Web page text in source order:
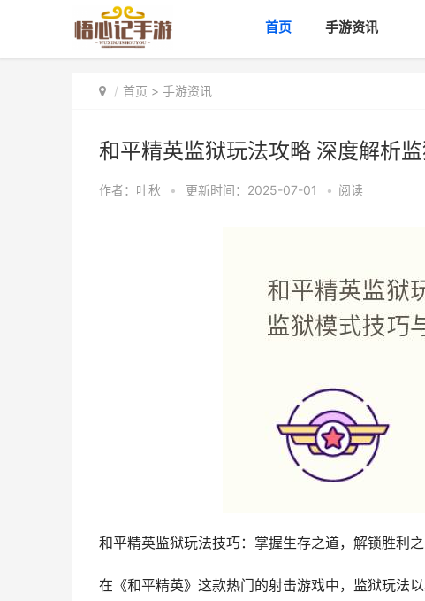
首页 手游资讯
首页 > 手游资讯
和平精英监狱玩法攻略 深度解析
作者： 叶秋 • 更新时间：2025-07-01 • 阅读
和平精英监狱玩法技巧：掌握生存之道，解锁胜利
在《和平精英》这款热门的射击游戏中，监狱玩法